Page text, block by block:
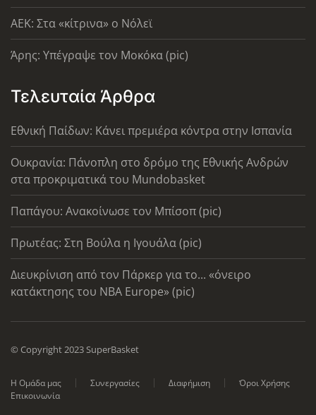
AEK: Στα «κίτρινα» ο Νόλεϊ
Άρης: Υπέγραψε τον Μοκόκα (pic)
Τελευταία Άρθρα
Εθνική Παίδων: Κάνει πρεμιέρα κόντρα στην Ισπανία
Ουκρανία: Πάνοπλη στο δρόμο της Εθνικής Ανδρών
στα προκριματικά του Mundobasket
Παπάγου: Ανακοίνωσε τον Μπίσοπ (pic)
Πρωτέας: Στη Βούλα η Ιγουάλα (pic)
Διευκρίνιση από τον Πάρκερ για το... «όνειρο
κατάκτησης του ΝΒΑ Europe» (pic)
© Copyright 2023 SuperBasket
Η Ομάδα μας Συνεργασίες Διαφήμιση
Όροι Χρήσης
Επικοινωνία